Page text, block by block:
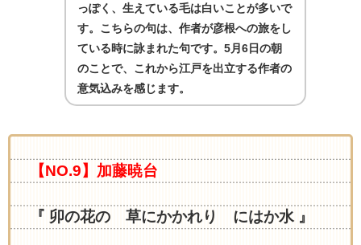
っぽく、生えている毛は白いことが多いで
す。こちらの句は、作者が彦根への旅をし
ている時に詠まれた句です。5 月6 日の朝
のことで、これから江戸を出立する作者の
意気込みを感じます。
【NO.9】加藤暁台
『 卯の花の 草にかかれり にはか水 』